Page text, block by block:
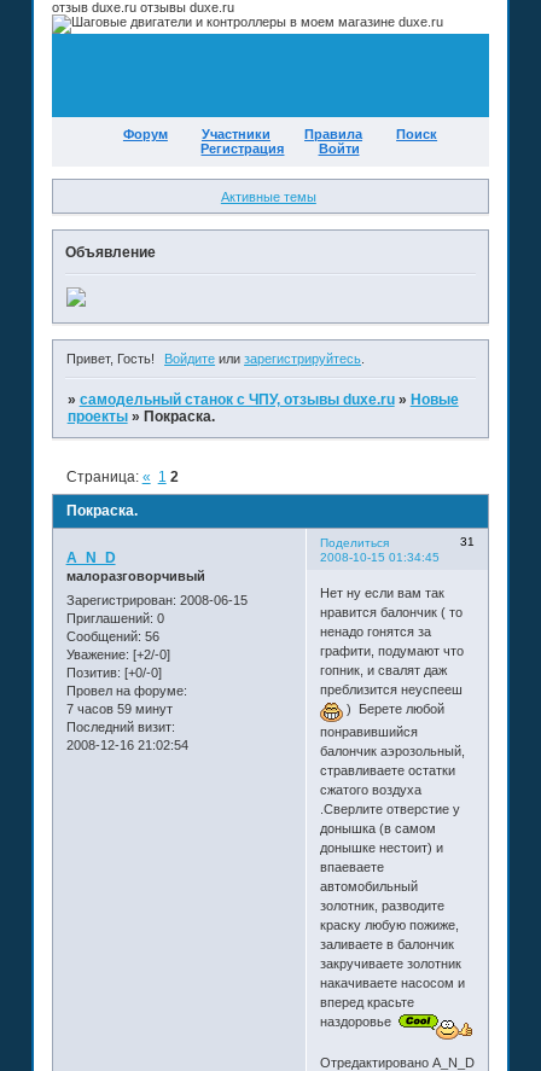
отзыв duxe.ru отзывы duxe.ru
Форум Участники Правила
Поиск
Регистрация
Войти
Активные темы
Объявление
Привет, Гость! Войдите илизарегистрируйтесь
» самодельный станок с ЧПУ, отзывы duxe.ru » Новые
проекты » Покраска.
Покраска.
Страница: « 1 2
Поделиться
31
2008-10-15 01:34:45
A_N_D
малоразговорчивый
Зарегистрирован: 2008-06-15
Приглашений: 0
Сообщений: 56
Уважение: [+2/-0]
Позитив: [+0/-0]
Провел на форуме:
7 часов 59 минут
Последний визит:
2008-12-16 21:02:54
Нет ну если вам так
нравится балончик ( то
ненадо гонятся за
графити, подумают что
гопник, и свалят даж
преблизится неуспееш
) Берете любой
понравившийся
балончик аэрозольный,
стравливаете остатки
сжатого воздуха
.Сверлите отверстие у
донышка (в самом
донышке нестоит) и
впаеваете
автомобильный
золотник, разводите
краску любую пожиже,
заливаете в балончик
закручиваете золотник
накачиваете насосом и
вперед красьте
наздоровье
Отредактировано A_N_D